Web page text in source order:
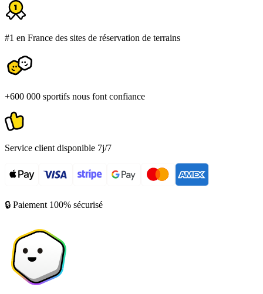
#1 en France des sites de réservation de terrains
+600 000 sportifs nous font confiance
Service client disponible 7j/7
🔒 Paiement 100% sécurisé